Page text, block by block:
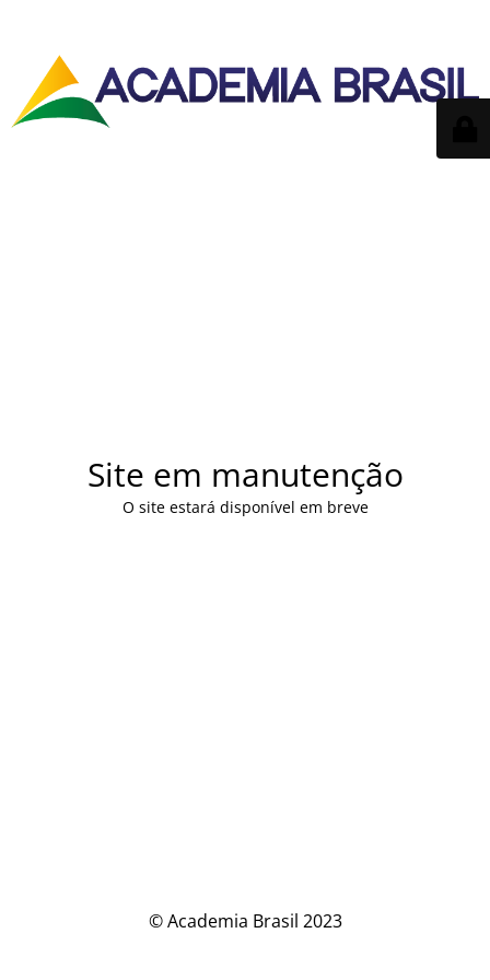
Site em manutenção
O site estará disponível em breve
© Academia Brasil 2023